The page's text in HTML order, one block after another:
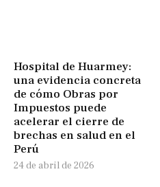
Hospital de Huarmey:
una evidencia concreta
de cómo Obras por
Impuestos puede
acelerar el cierre de
brechas en salud en el
Perú
24 de abril de 2026